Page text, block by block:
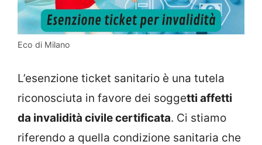
Eco di Milano
L’esenzione ticket sanitario è una tutela
riconosciuta in favore dei soggetti affetti
da invalidità civile certificata. Ci stiamo
riferendo a quella condizione sanitaria che